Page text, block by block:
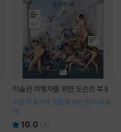
미술관 여행자를 위한 도슨트 북 II
서양 미술사의 흐름을 꿰는 반려 미술
책
10.0 ( 3)